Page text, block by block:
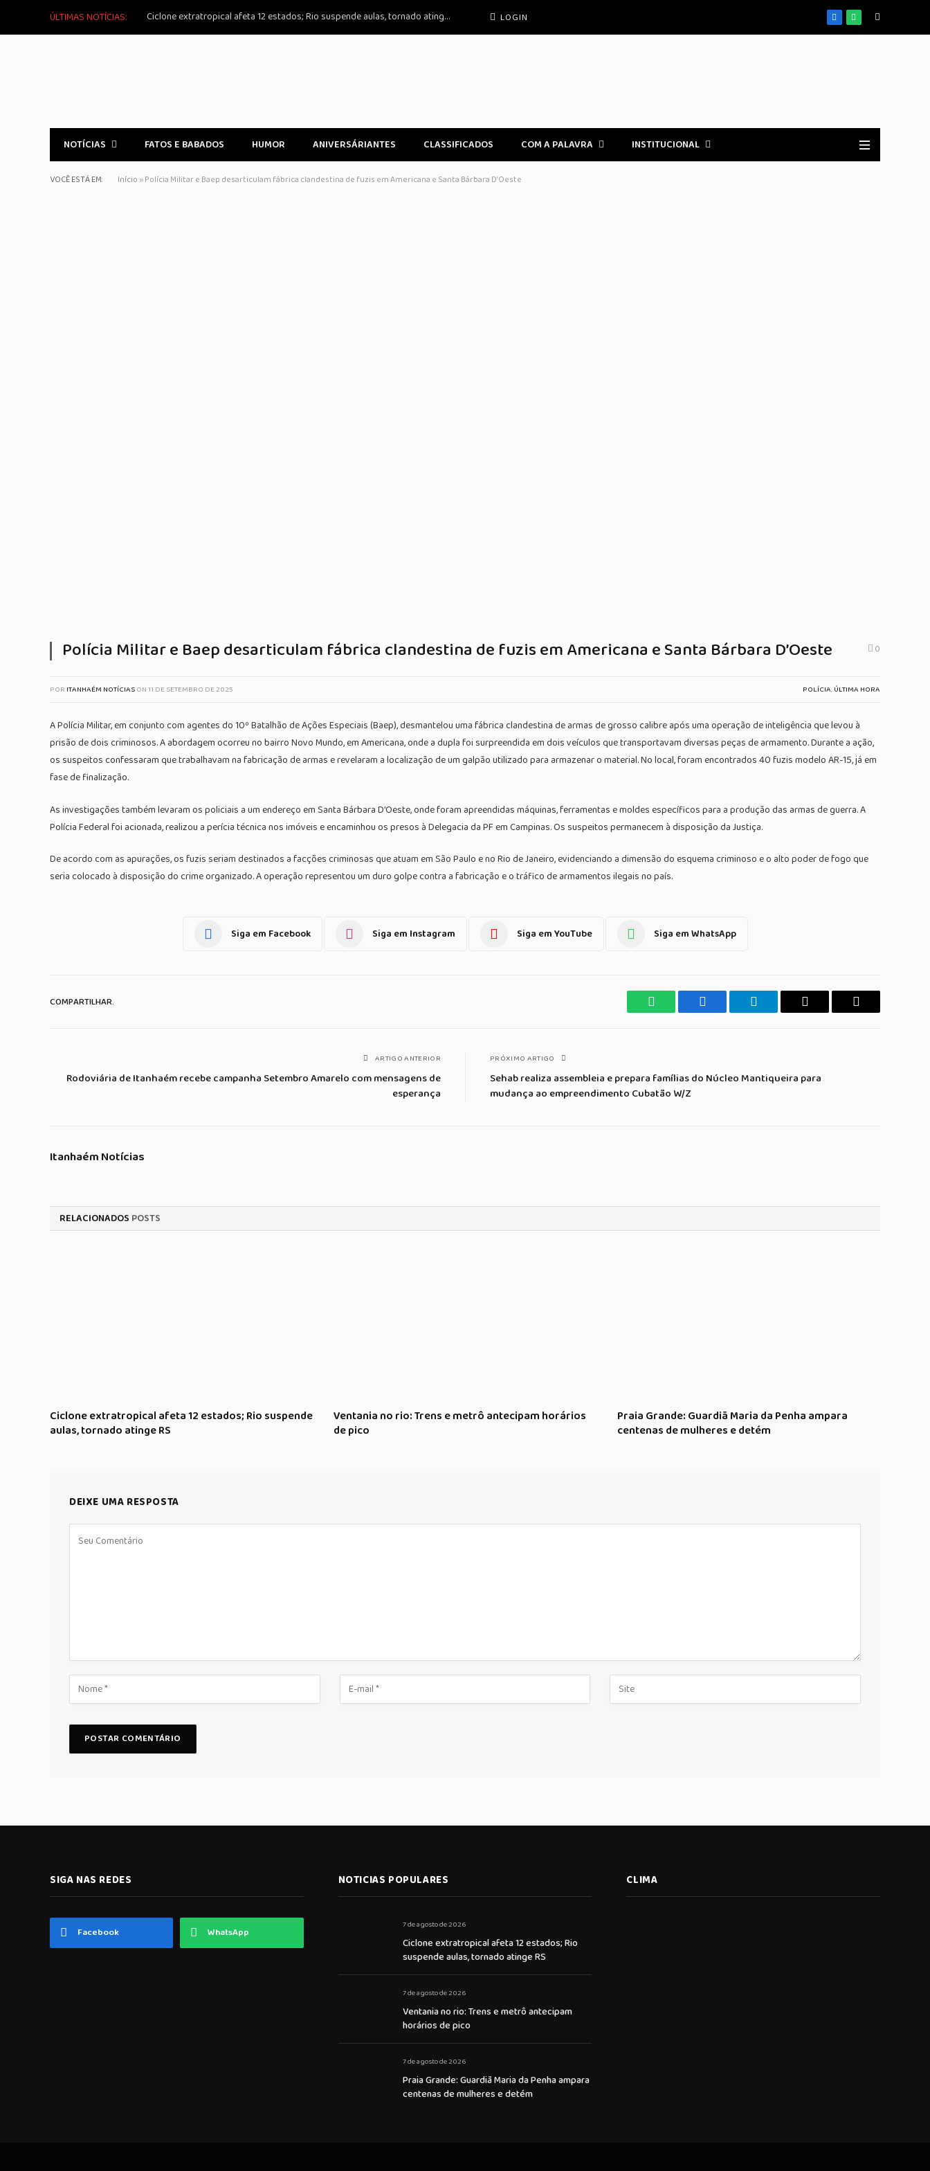
ÚLTIMAS NOTÍCIAS: Ciclone extratropical afeta 12 estados; Rio suspende aulas, tornado atinge RS LOGIN FacebookWhatsApp
NOTÍCIAS FATOS E BABADOS HUMOR ANIVERSÁRIANTES CLASSIFICADOS COM A PALAVRA INSTITUCIONAL
VOCÊ ESTÁ EM: Início »Polícia Militar e Baep desarticulam fábrica clandestina de fuzis em Americana e Santa Bárbara D’Oeste
Polícia Militar e Baep desarticulam fábrica clandestina de fuzis em Americana e Santa Bárbara D’Oeste 0
POR ITANHAÉM NOTÍCIASON11 DE SETEMBRO DE 2025 POLÍCIA,ÚLTIMA HORA
A Polícia Militar, em conjunto com agentes do 10º Batalhão de Ações Especiais (Baep), desmantelou uma fábrica clandestina de armas de grosso calibre após uma operação de inteligência que levou à
prisão de dois criminosos. A abordagem ocorreu no bairro Novo Mundo, em Americana, onde a dupla foi surpreendida em dois veículos que transportavam diversas peças de armamento. Durante a ação,
os suspeitos confessaram que trabalhavam na fabricação de armas e revelaram a localização de um galpão utilizado para armazenar o material. No local, foram encontrados 40 fuzis modelo AR-15, já em
fase de finalização.
As investigações também levaram os policiais a um endereço em Santa Bárbara D’Oeste, onde foram apreendidas máquinas, ferramentas e moldes específicos para a produção das armas de guerra. A
Polícia Federal foi acionada, realizou a perícia técnica nos imóveis e encaminhou os presos à Delegacia da PF em Campinas. Os suspeitos permanecem à disposição da Justiça.
De acordo com as apurações, os fuzis seriam destinados a facções criminosas que atuam em São Paulo e no Rio de Janeiro, evidenciando a dimensão do esquema criminoso e o alto poder de fogo que
seria colocado à disposição do crime organizado. A operação representou um duro golpe contra a fabricação e o tráfico de armamentos ilegais no país.
Siga em Facebook Siga em Instagram Siga em YouTube Siga em WhatsApp
COMPARTILHAR.
WhatsAppFacebook TelegramaCopiar
E-
ARTIGO ANTERIOR
Rodoviária de Itanhaém recebe campanha Setembro Amarelo com mensagens de
esperança
PRÓXIMO ARTIGO
Sehab realiza assembleia e prepara famílias do Núcleo Mantiqueira para
mudança ao empreendimento Cubatão W/Z
Itanhaém Notícias
RELACIONADOS POSTS
Ciclone extratropical afeta 12 estados; Rio suspende
aulas, tornado atinge RS
Ventania no rio: Trens e metrô antecipam horários
de pico
Praia Grande: Guardiã Maria da Penha ampara
centenas de mulheres e detém
DEIXE UMA RESPOSTA
SIGA NAS REDES
Facebook WhatsApp
NOTICIAS POPULARES
7 de agosto de 2026
Ciclone extratropical afeta 12 estados; Rio
suspende aulas, tornado atinge RS
7 de agosto de 2026
Ventania no rio: Trens e metrô antecipam
horários de pico
7 de agosto de 2026
Praia Grande: Guardiã Maria da Penha ampara
centenas de mulheres e detém
CLIMA